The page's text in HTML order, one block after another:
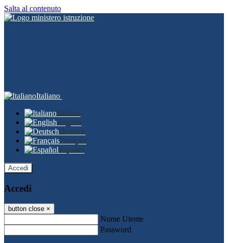
Salta al contenuto
Italiano
Italiano
English
Deutsch
Français
Español
Accedi
Accedi
button close ×
Nome Utente
Password